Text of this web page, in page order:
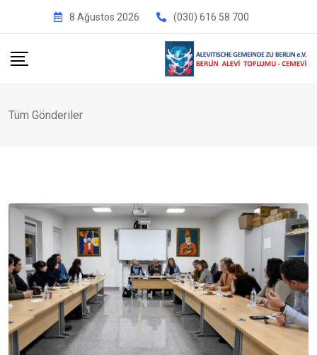
8 Ağustos 2026 (030) 616 58 700
Tüm Gönderiler